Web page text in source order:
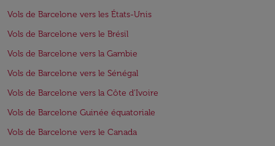
Vols de Barcelone vers les États-Unis
Vols de Barcelone vers le Brésil
Vols de Barcelone vers la Gambie
Vols de Barcelone vers le Sénégal
Vols de Barcelone vers la Côte d'Ivoire
Vols de Barcelone Guinée équatoriale
Vols de Barcelone vers le Canada